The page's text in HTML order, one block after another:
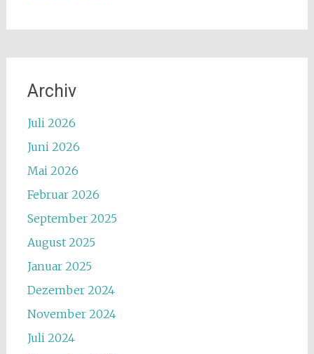
Archiv
Juli 2026
Juni 2026
Mai 2026
Februar 2026
September 2025
August 2025
Januar 2025
Dezember 2024
November 2024
Juli 2024